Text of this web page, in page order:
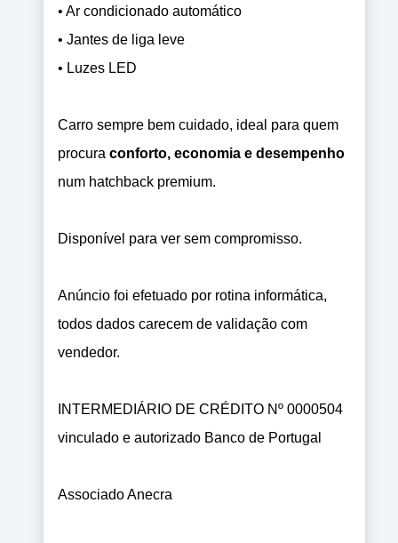
• Ar condicionado automático
• Jantes de liga leve
• Luzes LED
Carro sempre bem cuidado, ideal para quem
procura conforto, economia e desempenho
num hatchback premium.
Disponível para ver sem compromisso.
Anúncio foi efetuado por rotina informática,
todos dados carecem de validação com
vendedor.
INTERMEDIÁRIO DE CRÉDITO Nº 0000504
vinculado e autorizado Banco de Portugal
Associado Anecra